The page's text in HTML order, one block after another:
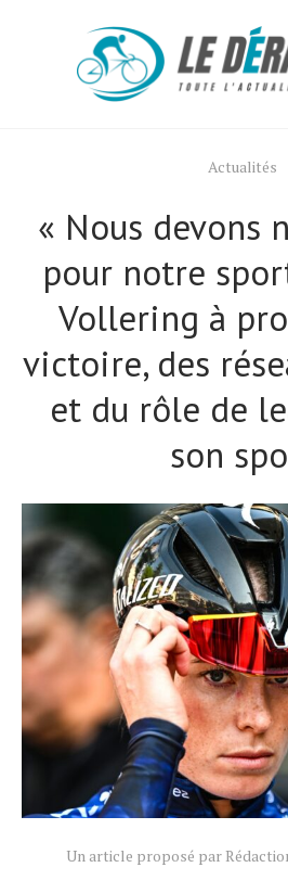
Actualités
« Nous devons
pour notre
Vollering à
victoire, des
et du rôle de
son
Un article proposé par